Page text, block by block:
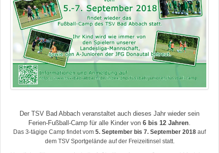
Der TSV Bad Abbach veranstaltet auch dieses Jahr wieder sein
Ferien-Fußball-Camp für alle Kinder von 6 bis 12 Jahren
Das 3-tägige Camp findet vom 5. September bis 7. September 2018 auf
dem TSV Sportgelände auf der Freizeitinsel statt.